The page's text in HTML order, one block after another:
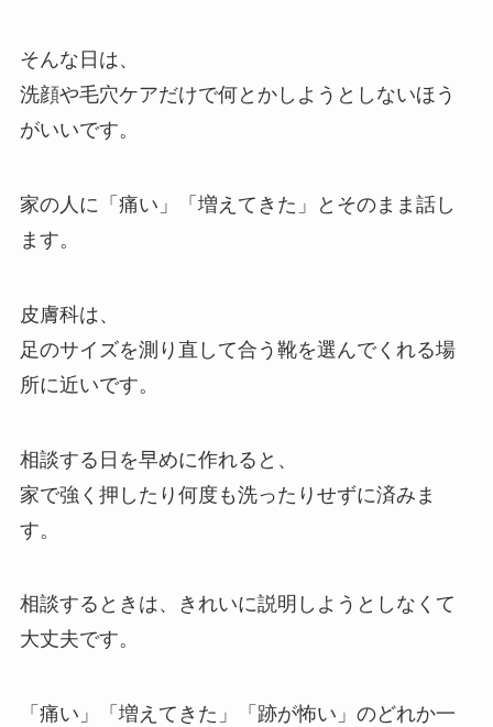
そんな日は、
洗顔や毛穴ケアだけで何とかしようとしないほう
がいいです。
家の人に「痛い」「増えてきた」とそのまま話し
ます。
皮膚科は、
足のサイズを測り直して合う靴を選んでくれる場
所に近いです。
相談する日を早めに作れると、
家で強く押したり何度も洗ったりせずに済みま
す。
相談するときは、きれいに説明しようとしなくて
大丈夫です。
「痛い」「増えてきた」「跡が怖い」のどれか一